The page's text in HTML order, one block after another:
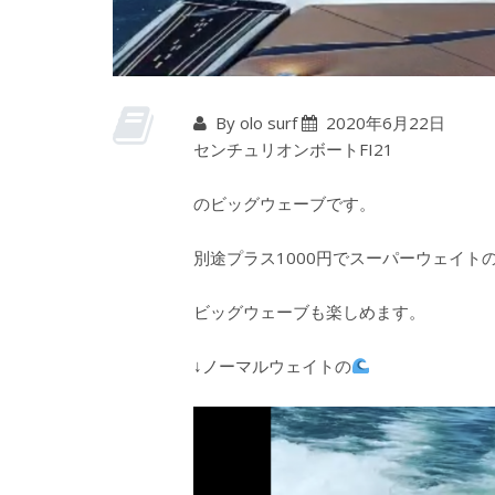
By olo surf
2020年6月22日
センチュリオンボートFI21
のビッグウェーブです。
別途プラス1000円でスーパーウェイト
ビッグウェーブも楽しめます。
↓ノーマルウェイトの